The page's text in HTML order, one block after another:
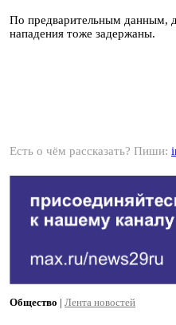
По предварительным данным,
нападения тоже задержаны.
Есть о чём рассказать? Пиши:
Общество | Лента новостей